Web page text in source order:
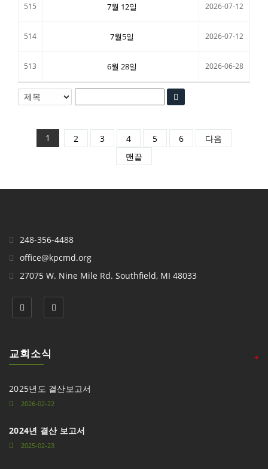
515 7월 12일 2026-07-12
514 7월5일 2026-07-12
513 6월 28일 2026-06-28
1 2 3 4 5 6
다음
맨끝
248-356-4488
office@kpcmd.org
27075 W. Nine Mile Rd. Southfield, MI 48033
교회소식 +
2025년도 결산보고서
2026-02-22
2024년 결산 보고서
2025-02-23